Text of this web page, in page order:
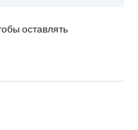
оставлять